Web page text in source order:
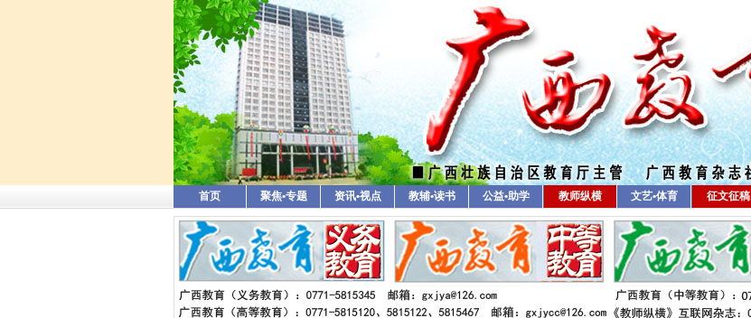
首页 聚焦•专题 资讯•视点 教辅•读书 公益•助学 教师纵横 文艺•体育 征文征稿